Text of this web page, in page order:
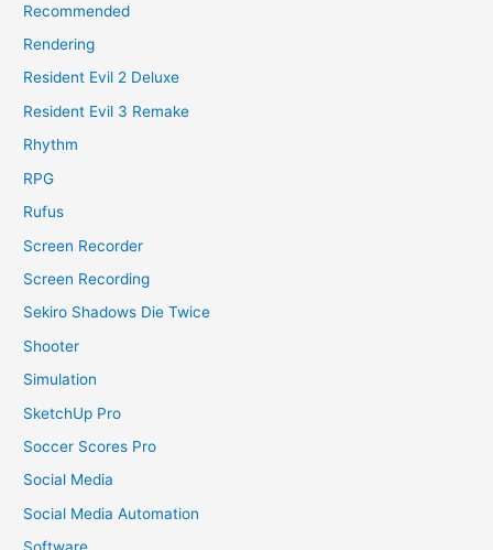
Recommended
Rendering
Resident Evil 2 Deluxe
Resident Evil 3 Remake
Rhythm
RPG
Rufus
Screen Recorder
Screen Recording
Sekiro Shadows Die Twice
Shooter
Simulation
SketchUp Pro
Soccer Scores Pro
Social Media
Social Media Automation